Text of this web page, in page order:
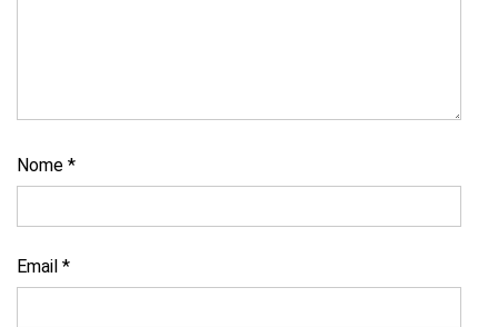
Nome *
Email *